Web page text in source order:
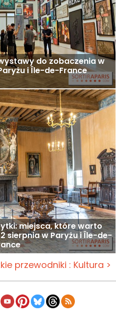
do zobaczenia w
i Île-de-France
miejsca, które warto
sierpnia w Paryżu i Île-de-
przewodniki : Kultura >